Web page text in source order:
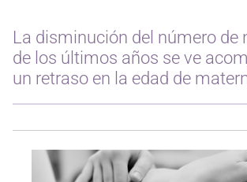
La disminución del número de
de los últimos años se ve
un retraso en la edad de